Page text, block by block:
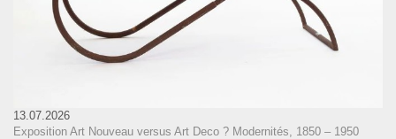
13.07.2026
Exposition Art Nouveau versus Art Deco ? Modernités, 1850 – 1950